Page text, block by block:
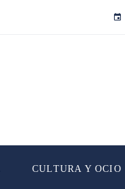
CULTURA Y OCIO